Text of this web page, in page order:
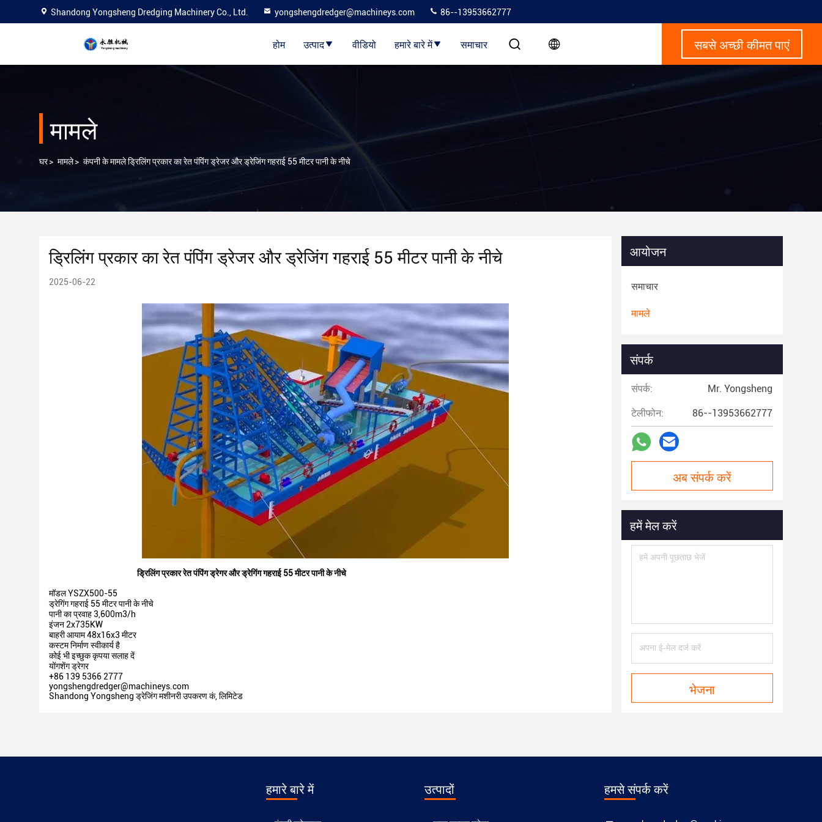
Shandong Yongsheng Dredging Machinery Co., Ltd. yongshengdredger@machineys.com 86--13953662777
होम उत्पाद वीडियो हमारे बारे में समाचार सबसे अच्छी कीमत पाएं
मामले
घर> मामले> कंपनी के मामले ड्रिलिंग प्रकार का रेत पंपिंग ड्रेजर और ड्रेजिंग गहराई 55 मीटर पानी के नीचे
ड्रिलिंग प्रकार का रेत पंपिंग ड्रेजर और ड्रेजिंग गहराई 55 मीटर पानी के नीचे
2025-06-22
ड्रिलिंग प्रकार रेत पंपिंग ड्रेगर और ड्रेगिंग गहराई 55 मीटर पानी के नीचे
मॉडल YSZX500-55
ड्रेगिंग गहराई 55 मीटर पानी के नीचे
पानी का प्रवाह 3,600m3/h
इंजन 2x735KW
बाहरी आयाम 48x16x3 मीटर
कस्टम निर्माण स्वीकार्य है
कोई भी इच्छुक कृपया सलाह दें
योंगशेंग ड्रेगर
+86 139 5366 2777
yongshengdredger@machineys.com
Shandong Yongsheng ड्रेजिंग मशीनरी उपकरण कं, लिमिटेड
आयोजन
समाचार
मामले
संपर्क
संपर्क: Mr. Yongsheng
टेलीफोन: 86--13953662777
अब संपर्क करें
हमें मेल करें
भेजना
हमारे बारे में उत्पादों हमसे संपर्क करें